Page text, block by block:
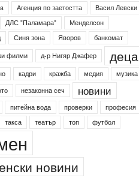
Агенция по заетостта
Васил Левски
ДЛС "Паламара"
Менделсон
Синя зона Яворов
банкомат
филми
д-р Нигяр Джафер деца
кадри кражба медия
музика
незаконна сеч новини
питейна вода проверки
професия
такса театър топ футбол
новини